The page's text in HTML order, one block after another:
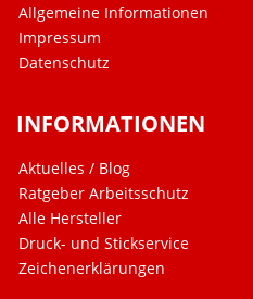
Allgemeine Informationen
Impressum
Datenschutz
INFORMATIONEN
Aktuelles / Blog
Ratgeber Arbeitsschutz
Alle Hersteller
Druck- und Stickservice
Zeichenerklärungen